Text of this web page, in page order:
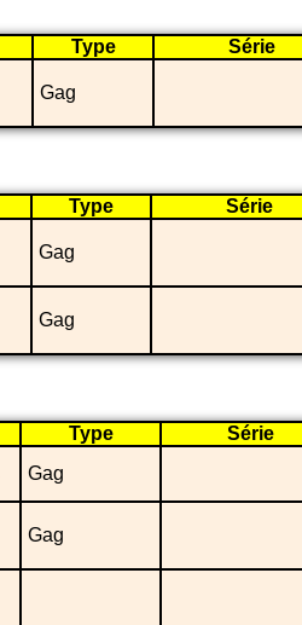
Type Série
Gag
Type Série
Gag
Gag
Type
Série
Gag
Gag